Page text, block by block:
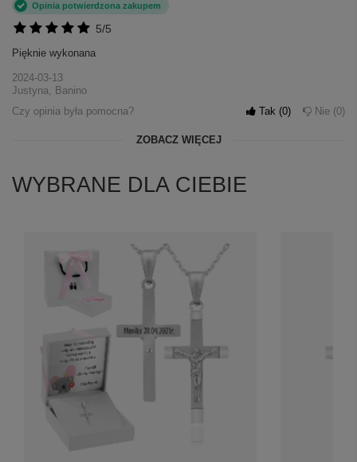
5/5
Opinia potwierdzona zakupem
Pięknie wykonana
2024-03-13
Justyna, Banino
Czy opinia była pomocna?
Tak 0 Nie 0
ZOBACZ WIĘCEJ
WYBRANE DLA CIEBIE